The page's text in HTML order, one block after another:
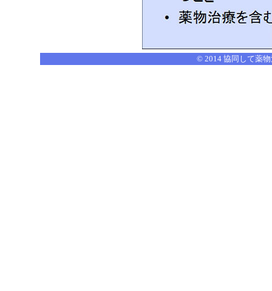
© 2014 協同して薬